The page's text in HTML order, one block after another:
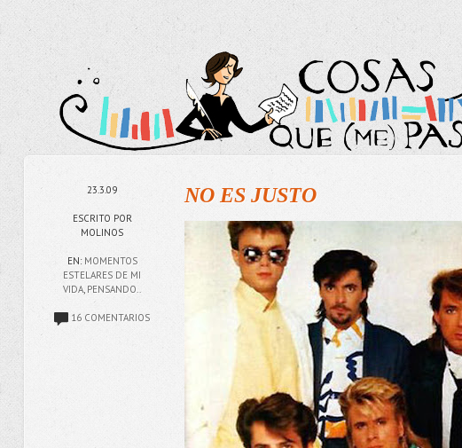
23.3.09
ESCRITO POR
MOLINOS
EN: MOMENTOS
ESTELARES DE MI
VIDA, PENSANDO..
16 COMENTARIOS
NO ES JUSTO